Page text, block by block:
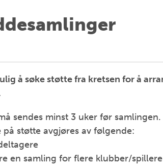
å søke støtte fra kretsen for å
sendes minst 3 uker før samlingen.
på støtte avgjøres av følgende:
en samling for flere klubber/